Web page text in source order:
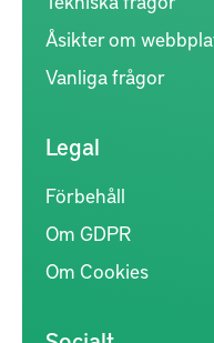
Åsikter om
Vanliga frågor
Legal
Förbehåll
Om GDPR
Om Cookies